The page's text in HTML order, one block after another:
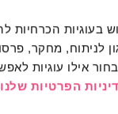
הפרטיות שלנו